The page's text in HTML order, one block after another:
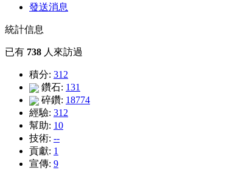
發送消息
統計信息
已有 738 人來訪過
積分: 312
鑽石: 131
碎鑽: 18774
經驗: 312
幫助: 10
技術: --
貢獻: 1
宣傳: 9